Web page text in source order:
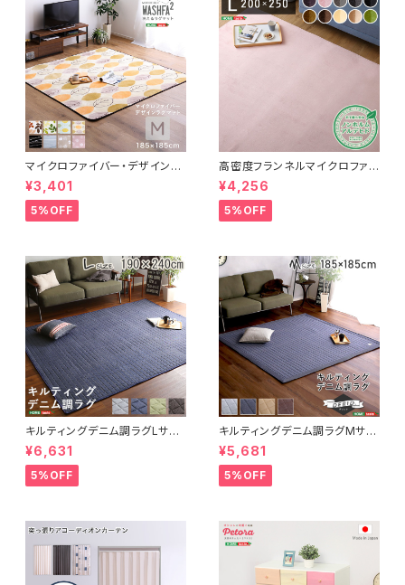
マイクロファイバー・デザインラ
グマットMサイズ（185×185cm）
洗えるラグマット 【WASHFA2】
FRG-D2-M
¥3,401
5%OFF
高密度フランネルマイクロファイ
バー・ラグマットLサイズ（200×2
50cm）洗えるラグマット｜ナル
トレア
¥4,256
5%OFF
キルティングデニム調ラグLサイ
ズ(190x240cm)オールシーズ
ン、滑り止め付き、手洗い対応【D
erid-デリッド-】 DRG-L
¥6,631
5%OFF
キルティングデニム調ラグMサイ
ズ(185x185cm)オールシーズ
ン、滑り止め付き、手洗い対応【D
erid-デリッド-】 DRG-M
¥5,681
5%OFF